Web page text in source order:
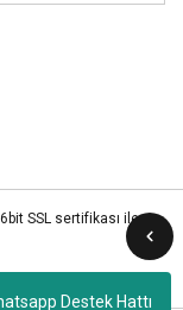
Destek Hattı
SSL sertifikası ile